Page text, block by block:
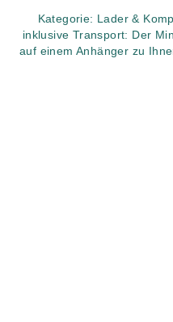
Kategorie: Lader &
inklusive Transport: Der
auf einem Anhänger zu